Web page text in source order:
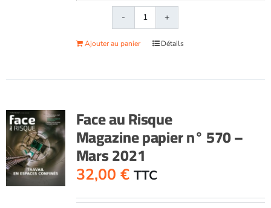
quantité
de
Face
569
-
Février
Ajouter au panier Détails
Face au Risque
Magazine papier n° 570 –
Mars 2021
32,00 € TTC